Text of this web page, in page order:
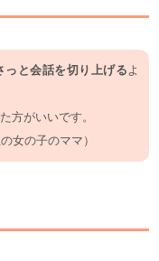
っと会話を切り上げるよ
方がいいです。
女の子のママ）